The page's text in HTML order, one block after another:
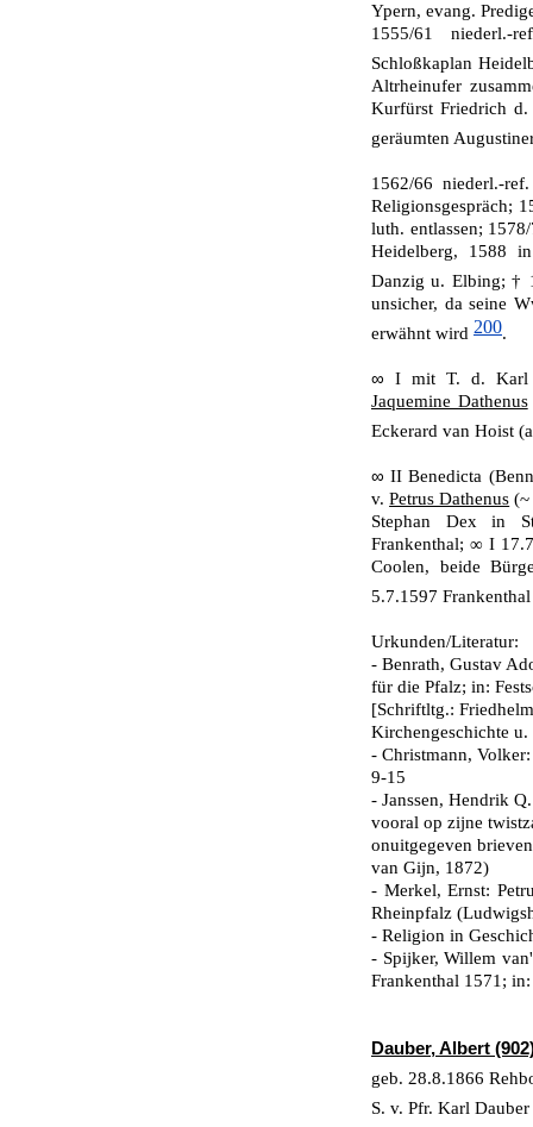
Ypern, evang.
1555/61 niederl.-
Schloßkaplan
Altrheinufer
Kurfürst Friedrich d.
geräumten
1562/66 niederl.-
Religionsgespräch;
luth. entlassen;
Heidelberg, 1588
Danzig u. Elbing; †
unsicher, da seine
erwähnt wird 200.
∞I mit T. d. Karl
Jaquemine Dathenus
Eckerard van Hoist
∞II Benedicta
v.Petrus Dathenus (~
Stephan Dex in
Frankenthal; ∞ I
Coolen, beide
5.7.1597
Urkunden/Literatur:
- Benrath, Gustav
für die Pfalz; in:
[Schriftltg.:
Kirchengeschichte
- Christmann,
9-15
- Janssen, Hendrik
vooral op zijne
onuitgegeven
van Gijn, 1872)
- Merkel, Ernst:
Rheinpfalz
- Religion in
- Spijker, Willem
Frankenthal 1571;
Dauber, Albert
geb. 28.8.1866
S. v. Pfr. Karl